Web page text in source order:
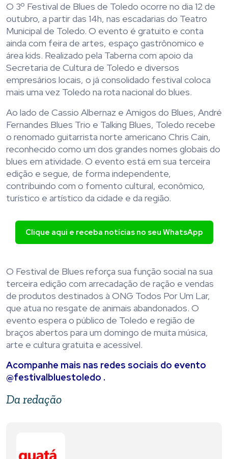
O 3º Festival de Blues de Toledo ocorre no dia 12 de
outubro, a partir das 14h, nas escadarias do Teatro
Municipal de Toledo. O evento é gratuito e conta
ainda com feira de artes, espaço gastrônomico e
área kids. Realizado pela Taberna com apoio da
Secretaria de Cultura de Toledo e diversos
empresários locais, o já consolidado festival coloca
mais uma vez Toledo na rota nacional do blues.
Ao lado de Cassio Albernaz e Amigos do Blues, André
Fernandes Blues Trio e Talking Blues, Toledo recebe
o renomado guitarrista norte americano Chris Cain,
reconhecido como um dos grandes nomes globais do
blues em atividade. O evento está em sua terceira
edição e segue, de forma independente,
contribuindo com o fomento cultural, econômico,
turístico e artístico da cidade e da região.
Clique aqui e receba notícias no seu WhatsApp
O Festival de Blues reforça sua função social na sua
terceira edição com arrecadação de ração e vendas
de produtos destinados à ONG Todos Por Um Lar,
que atua no resgate de animais abandonados. O
evento espera o público de Toledo e região de
braços abertos para um domingo de muita música,
arte e cultura gratuita e acessível.
Acompanhe mais nas redes sociais do evento
@festivalbluestoledo .
Da redação